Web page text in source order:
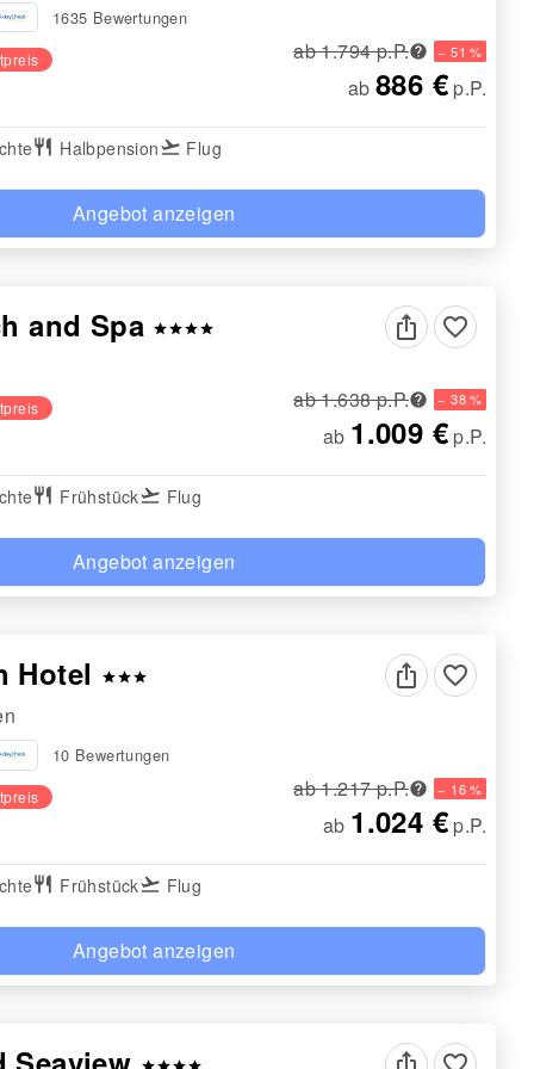
1635 Bewertungen
ab 1.794 p.P. − 51 %
ab 886 € p.P.
restaurant Halbpensionflight_takeoff Flug
Angebot anzeigen
and Spa starstarstarstar favorite_border
ab 1.638 p.P. − 38 %
ab 1.009 € p.P.
restaurant Frühstückflight_takeoff Flug
Angebot anzeigen
Hotel starstarstar favorite_border
10 Bewertungen
ab 1.217 p.P. − 16 %
ab 1.024 € p.P.
restaurant Frühstückflight_takeoff Flug
Angebot anzeigen